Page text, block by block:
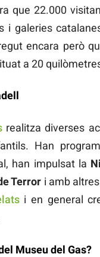
que 22.000
i galeries
encara però
a 20
realitza diverses
Han
han impulsat la
Terror i amb
i en general
Museu del Gas?